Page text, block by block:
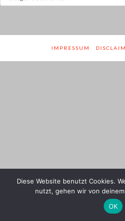
und
IMPRESSUM
Diese Website benutzt Cookies.
nutzt, gehen wir von
OK